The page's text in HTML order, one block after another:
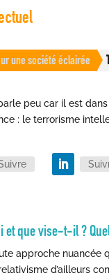
une société éclairée
peu car il est
: le terrorisme
que vise-t-il ?
approche
d’ailleurs